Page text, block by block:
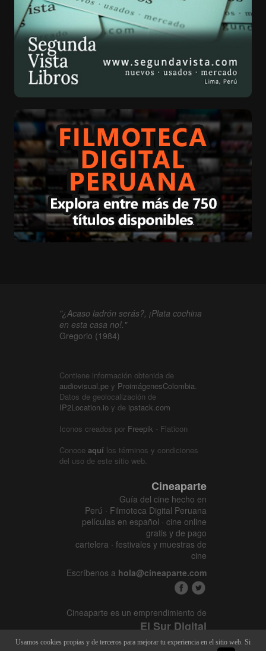
"¿Acaso ladrón serás?, ¡Plata cochina
en esta casa no!."
Gregorio (1984)
Contiene información obtenida de
audiovisual.pe y ProimágenesColombia.
Datos de geolocalización de
IP2Location.io y de ipstack.com
Iconos creados por Freepik - Flaticon
Conoce aquí los términos y condiciones
del uso de este sitio web.
Cineaparte
Guía del cine hecho en
Perú · Filmoteca Digital Peruana
películas en español · cine online
gratis y de pago
cartelera · festivales y muestras de
cine
Escríbenos a hola@cineaparte.com
Cineaparte es un emprendimiento de
El Sur Digital
www.elsurcine.com
Usamos cookies propias y de terceros para mejorar tu experiencia en el sitio web. Si